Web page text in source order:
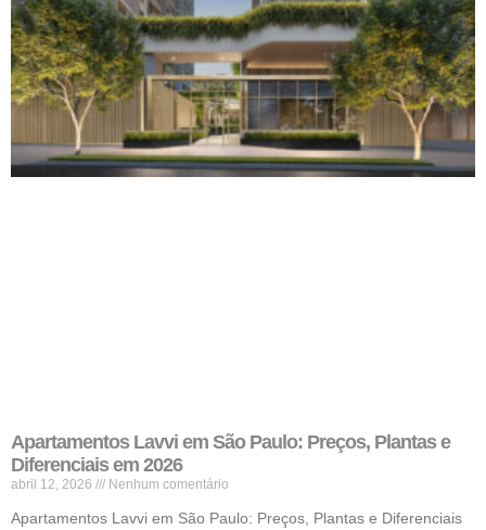
Apartamentos Lavvi em São Paulo: Preços, Plantas e
Diferenciais em 2026
abril 12, 2026 Nenhum comentário
Apartamentos Lavvi em São Paulo: Preços, Plantas e Diferenciais